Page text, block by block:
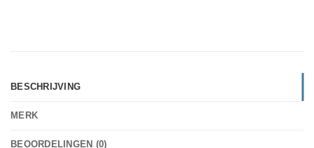
BESCHRIJVING
MERK
BEOORDELINGEN (0)